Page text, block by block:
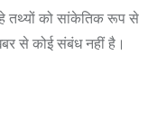
तथ्यों को सांकेतिक रूप से
से कोई संबंध नहीं है।